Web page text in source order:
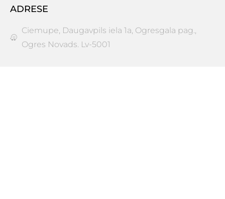
ADRESE
Ciemupe, Daugavpils iela 1a, Ogresgala pag.,
Ogres Novads. Lv-5001